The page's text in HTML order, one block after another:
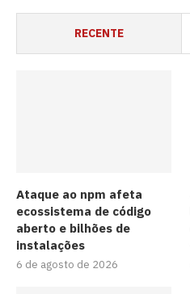
RECENTE
Ataque ao npm afeta
ecossistema de código
aberto e bilhões de
instalações
6 de agosto de 2026